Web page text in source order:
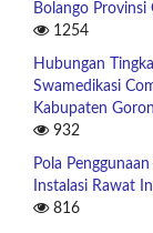
Bolango Provinsi
1254
Hubungan
Swamedikasi
Kabupaten
932
Pola
Instalasi Rawat
816